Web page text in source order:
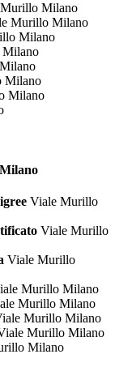
Milano
Murillo Milano
Milano
Milano
Milano
Viale Murillo
Viale Murillo
Viale Murillo
Murillo Milano
Murillo Milano
Murillo Milano
Murillo Milano
Milano